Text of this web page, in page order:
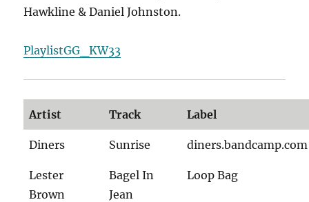
Hawkline & Daniel Johnston.
PlaylistGG_KW33
Artist Track Label
Diners Sunrise diners.bandcamp.com
Lester
Brown
Bagel In
Jean
Loop Bag